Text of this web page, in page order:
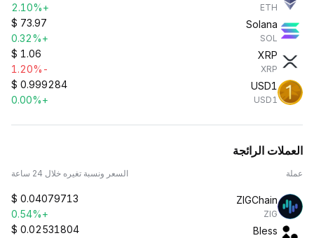
ETH
+2.10%
Solana
SOL
$ 73.97
+0.32%
XRP
XRP
$ 1.06
-1.20%
USD1
USD1
$ 0.999284
+0.00%
العملات الرائجة
عملة السعر ونسبة تغيره خلال 24 ساعة
ZIGChain
ZIG
$ 0.04079713
+0.54%
Bless
$ 0.02531804